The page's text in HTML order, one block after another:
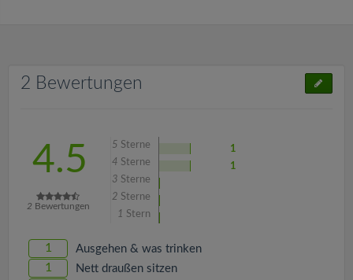
2 Bewertungen
4.5
2 Bewertungen
5 Sterne
1
4 Sterne
1
3 Sterne
2 Sterne
1 Stern
1 Ausgehen & was trinken
1 Nett draußen sitzen